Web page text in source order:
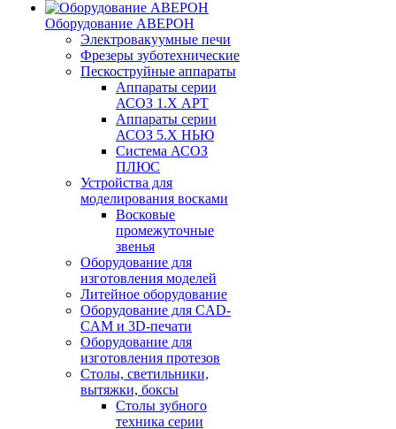
Оборудование АВЕРОН
Электровакуумные печи
Фрезеры зуботехнические
Пескоструйные аппараты
Аппараты серии
АСОЗ 1.Х АРТ
Аппараты серии
АСОЗ 5.Х НЬЮ
Система АСОЗ
ПЛЮС
Устройства для
моделирования восками
Восковые
промежуточные
звенья
Оборудование для
изготовления моделей
Литейное оборудование
Оборудование для CAD-
CAM и 3D-печати
Оборудование для
изготовления протезов
Cтолы, светильники,
вытяжки, боксы
Столы зубного
техника серии